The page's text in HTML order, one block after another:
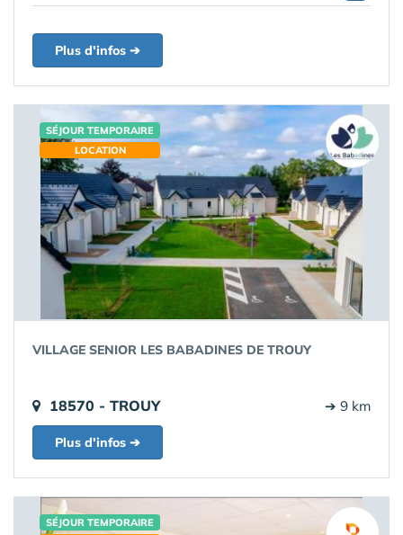
Plus d'infos ➔
SÉJOUR TEMPORAIRE
LOCATION
VILLAGE SENIOR LES BABADINES DE TROUY
18570 - TROUY ➔ 9 km
Plus d'infos ➔
SÉJOUR TEMPORAIRE